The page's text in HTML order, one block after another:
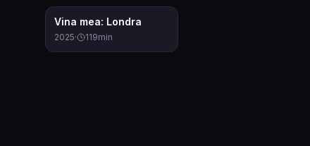
Vina mea: Londra
2025· 119min